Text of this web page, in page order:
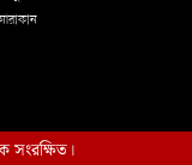
সংরক্ষিত।